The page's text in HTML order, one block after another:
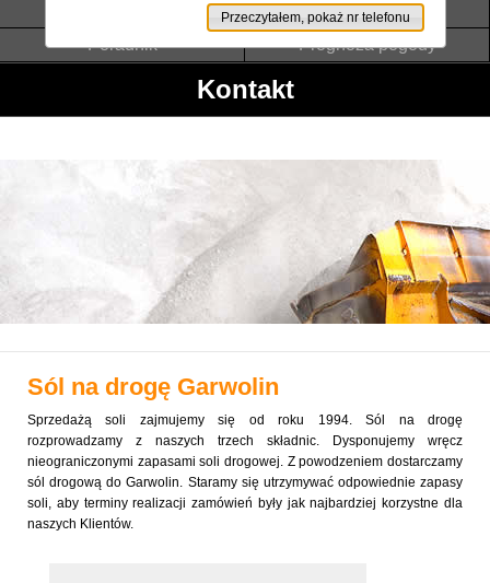
Atesty i referencje
Poradnik
Prognoza pogody
Kontakt
Sól na drogę Garwolin
Sprzedażą soli zajmujemy się od roku 1994. Sól na drogę
rozprowadzamy z naszych trzech składnic. Dysponujemy wręcz
nieograniczonymi zapasami soli drogowej. Z powodzeniem dostarczamy
sól drogową do Garwolin. Staramy się utrzymywać odpowiednie zapasy
soli, aby terminy realizacji zamówień były jak najbardziej korzystne dla
naszych Klientów.
Przeczytałem, pokaż nr telefonu